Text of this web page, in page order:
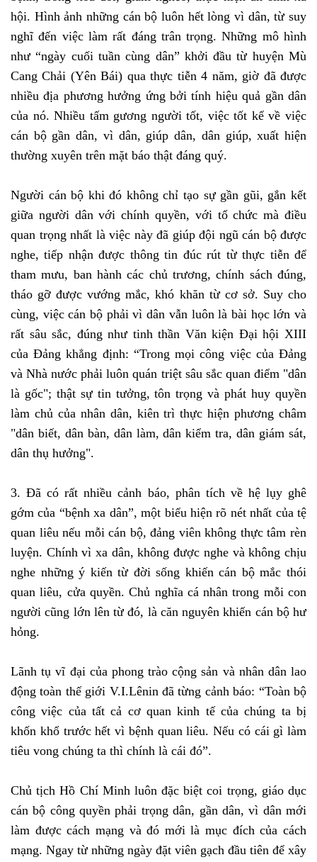
hội. Hình ảnh những cán bộ luôn hết lòng vì dân, từ suy
nghĩ đến việc làm rất đáng trân trọng. Những mô hình
như “ngày cuối tuần cùng dân” khởi đầu từ huyện Mù
Cang Chải (Yên Bái) qua thực tiễn 4 năm, giờ đã được
nhiều địa phương hưởng ứng bởi tính hiệu quả gần dân
của nó. Nhiều tấm gương người tốt, việc tốt kể về việc
cán bộ gần dân, vì dân, giúp dân, dân giúp, xuất hiện
thường xuyên trên mặt báo thật đáng quý.
Người cán bộ khi đó không chỉ tạo sự gần gũi, gắn kết
giữa người dân với chính quyền, với tổ chức mà điều
quan trọng nhất là việc này đã giúp đội ngũ cán bộ được
nghe, tiếp nhận được thông tin đúc rút từ thực tiễn để
tham mưu, ban hành các chủ trương, chính sách đúng,
tháo gỡ được vướng mắc, khó khăn từ cơ sở. Suy cho
cùng, việc cán bộ phải vì dân vẫn luôn là bài học lớn và
rất sâu sắc, đúng như tinh thần Văn kiện Đại hội XIII
của Đảng khẳng định: “Trong mọi công việc của Đảng
và Nhà nước phải luôn quán triệt sâu sắc quan điểm "dân
là gốc"; thật sự tin tưởng, tôn trọng và phát huy quyền
làm chủ của nhân dân, kiên trì thực hiện phương châm
"dân biết, dân bàn, dân làm, dân kiểm tra, dân giám sát,
dân thụ hưởng".
3. Đã có rất nhiều cảnh báo, phân tích về hệ lụy ghê
gớm của “bệnh xa dân”, một biểu hiện rõ nét nhất của tệ
quan liêu nếu mỗi cán bộ, đảng viên không thực tâm rèn
luyện. Chính vì xa dân, không được nghe và không chịu
nghe những ý kiến từ đời sống khiến cán bộ mắc thói
quan liêu, cửa quyền. Chủ nghĩa cá nhân trong mỗi con
người cũng lớn lên từ đó, là căn nguyên khiến cán bộ hư
hỏng.
Lãnh tụ vĩ đại của phong trào cộng sản và nhân dân lao
động toàn thế giới V.I.Lênin đã từng cảnh báo: “Toàn bộ
công việc của tất cả cơ quan kinh tế của chúng ta bị
khốn khổ trước hết vì bệnh quan liêu. Nếu có cái gì làm
tiêu vong chúng ta thì chính là cái đó”.
Chủ tịch Hồ Chí Minh luôn đặc biệt coi trọng, giáo dục
cán bộ công quyền phải trọng dân, gần dân, vì dân mới
làm được cách mạng và đó mới là mục đích của cách
mạng. Ngay từ những ngày đặt viên gạch đầu tiên để xây